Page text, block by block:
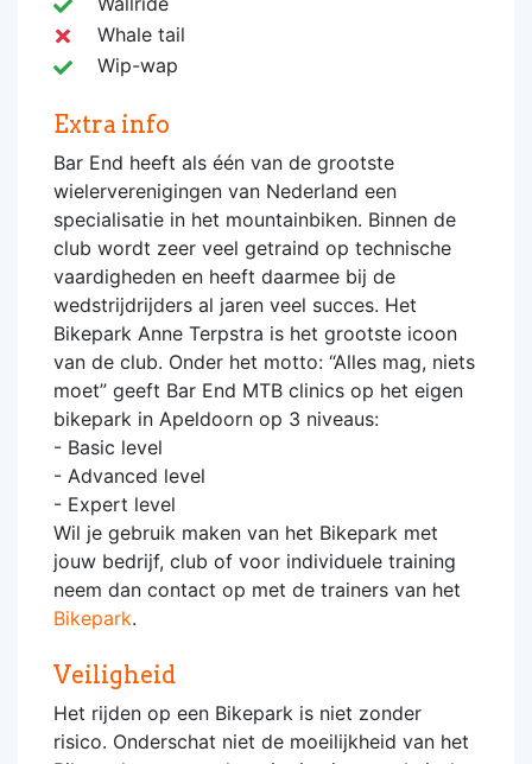
Whale tail
Wip-wap
Extra info
Bar End heeft als één van de grootste
wielerverenigingen van Nederland een
specialisatie in het mountainbiken. Binnen de
club wordt zeer veel getraind op technische
vaardigheden en heeft daarmee bij de
wedstrijdrijders al jaren veel succes. Het
Bikepark Anne Terpstra is het grootste icoon
van de club. Onder het motto: “Alles mag, niets
moet” geeft Bar End MTB clinics op het eigen
bikepark in Apeldoorn op 3 niveaus:
- Basic level
- Advanced level
- Expert level
Wil je gebruik maken van het Bikepark met
jouw bedrijf, club of voor individuele training
neem dan contact op met de trainers van het
Bikepark.
Veiligheid
Het rijden op een Bikepark is niet zonder
risico. Onderschat niet de moeilijkheid van het